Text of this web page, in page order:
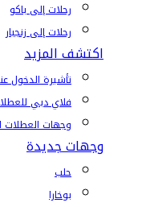
رحلات إلى باكو
رحلات إلى زنجبار
اكتشف المزيد
تأشيرة الدخول
فلاي دبي
وجهات العطلات
وجهات جديدة
حلب
بوخارا